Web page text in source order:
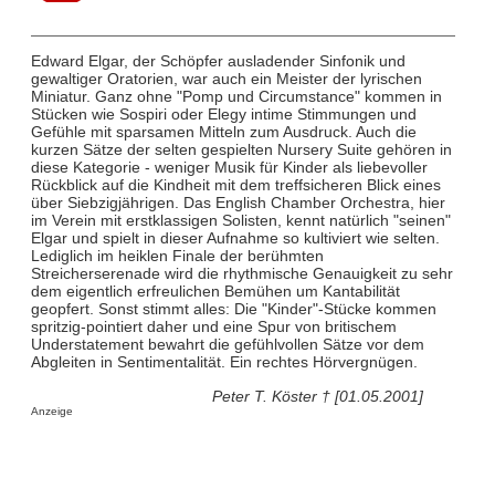
Edward Elgar, der Schöpfer ausladender Sinfonik und
gewaltiger Oratorien, war auch ein Meister der lyrischen
Miniatur. Ganz ohne "Pomp und Circumstance" kommen in
Stücken wie Sospiri oder Elegy intime Stimmungen und
Gefühle mit sparsamen Mitteln zum Ausdruck. Auch die
kurzen Sätze der selten gespielten Nursery Suite gehören in
diese Kategorie - weniger Musik für Kinder als liebevoller
Rückblick auf die Kindheit mit dem treffsicheren Blick eines
über Siebzigjährigen. Das English Chamber Orchestra, hier
im Verein mit erstklassigen Solisten, kennt natürlich "seinen"
Elgar und spielt in dieser Aufnahme so kultiviert wie selten.
Lediglich im heiklen Finale der berühmten
Streicherserenade wird die rhythmische Genauigkeit zu sehr
dem eigentlich erfreulichen Bemühen um Kantabilität
geopfert. Sonst stimmt alles: Die "Kinder"-Stücke kommen
spritzig-pointiert daher und eine Spur von britischem
Understatement bewahrt die gefühlvollen Sätze vor dem
Abgleiten in Sentimentalität. Ein rechtes Hörvergnügen.
Peter T. Köster † [01.05.2001]
Anzeige